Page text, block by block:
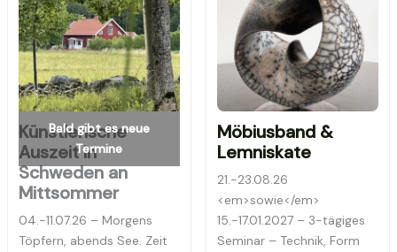
Bald gibt es neue
Termine
Künstlerische
Auszeit in
Schweden an
Mittsommer
04.-11.07.26 – Morgens
Töpfern, abends See. Zeit
Möbiusband &
Lemniskate
21.-23.08.26
<em>sowie</em>
15.-17.01.2027 – 3-tägiges
Seminar – Technik, Form